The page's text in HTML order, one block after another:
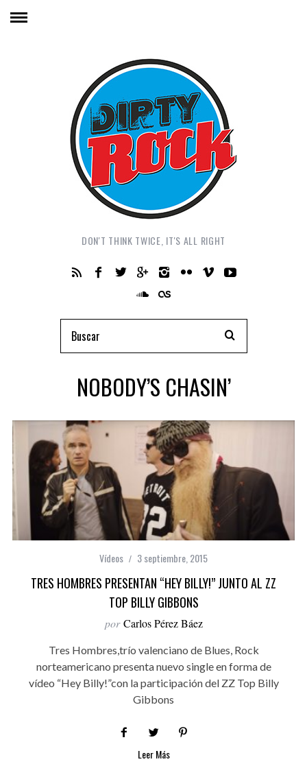
DON'T THINK TWICE, IT'S ALL RIGHT
NOBODY’S CHASIN’
Vídeos 3 septiembre, 2015
TRES HOMBRES PRESENTAN “HEY BILLY!” JUNTO AL ZZ
TOP BILLY GIBBONS
por Carlos Pérez Báez
Tres Hombres,trío valenciano de Blues, Rock
norteamericano presenta nuevo single en forma de
vídeo “Hey Billy!”con la participación del ZZ Top Billy
Gibbons
Leer Más